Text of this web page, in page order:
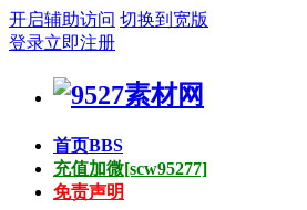
开启辅助访问 切换到宽版
登录立即注册
首页BBS
充值加微[scw95277]
免责声明